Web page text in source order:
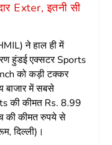
Exter, इतनी सी
ने हाल ही में
हुंडई एक्सटर Sports
को कड़ी टक्कर
बाजार में सबसे
की कीमत Rs. 8.99
की कीमत रुपये से
दिल्ली)।